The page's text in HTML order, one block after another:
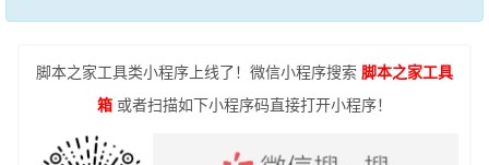
脚本之家工具类小程序上线了！微信小程序搜索 脚本之家工具
箱 或者扫描如下小程序码直接打开小程序！